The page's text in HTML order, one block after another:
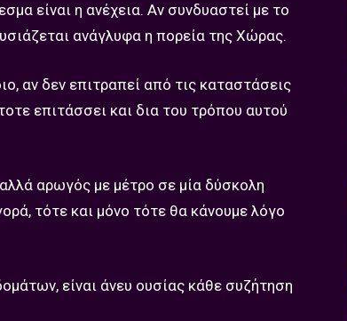
είναι η ανέχεια. Αν συνδυαστεί με το
ανάγλυφα η πορεία της Χώρας.
αν δεν επιτραπεί από τις καταστάσεις
επιτάσσει και δια του τρόπου αυτού
αρωγός με μέτρο σε μία δύσκολη
τότε και μόνο τότε θα κάνουμε λόγο
είναι άνευ ουσίας κάθε συζήτηση